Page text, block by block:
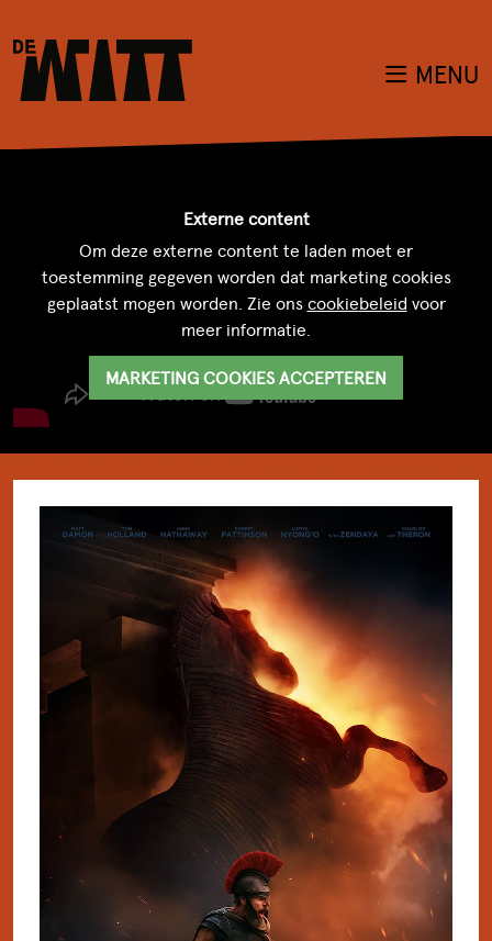
MENU
Externe content
Om deze externe content te laden moet er
toestemming gegeven worden dat marketing cookies
geplaatst mogen worden. Zie onscookiebeleid voor
meer informatie.
MARKETING COOKIES ACCEPTEREN